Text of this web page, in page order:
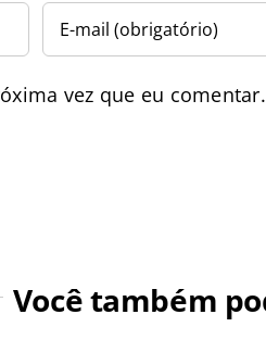
vez que eu comentar.
Você também